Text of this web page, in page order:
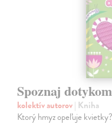
Spoznaj
kolektív autorov| Kniha
Ktorý hmyz opeľuje